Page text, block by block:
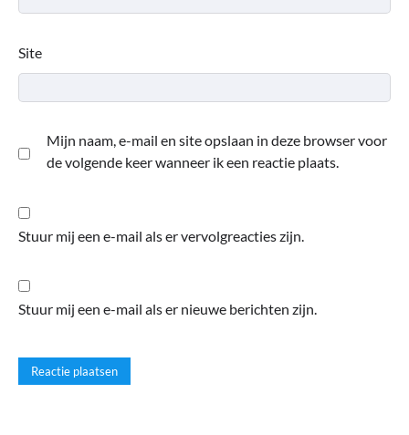
Site
Mijn naam, e-mail en site opslaan in deze browser voor
de volgende keer wanneer ik een reactie plaats.
Stuur mij een e-mail als er vervolgreacties zijn.
Stuur mij een e-mail als er nieuwe berichten zijn.